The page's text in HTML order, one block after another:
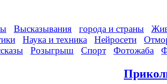
Высказывания города и страны
Наука и техника Нейросети
Розыгрыш Спорт Фотожаба